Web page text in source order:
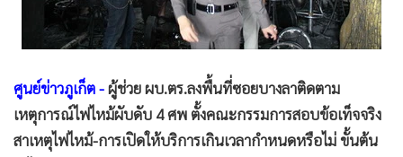
Management & HR
MGR Live
• การเมือง
• ท่องเที่ยว
• กีฬา
ศูนย์ข่าวภูเก็ต -ผู้ช่วย ผบ.ตร.ลงพื้นที่ซอยบางลาติดตาม
เหตุการณ์ไฟไหม้ผับดับ 4 ศพ ตั้งคณะกรรมการสอบข้อเท็จจริง
สาเหตุไฟไหม้-การเปิดให้บริการเกินเวลากำหนดหรือไม่ ขั้นต้น